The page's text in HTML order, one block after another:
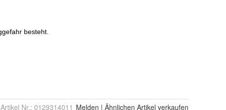
Artikel Nr.: 0129314011 Melden | Ähnlichen Artikel verkaufen